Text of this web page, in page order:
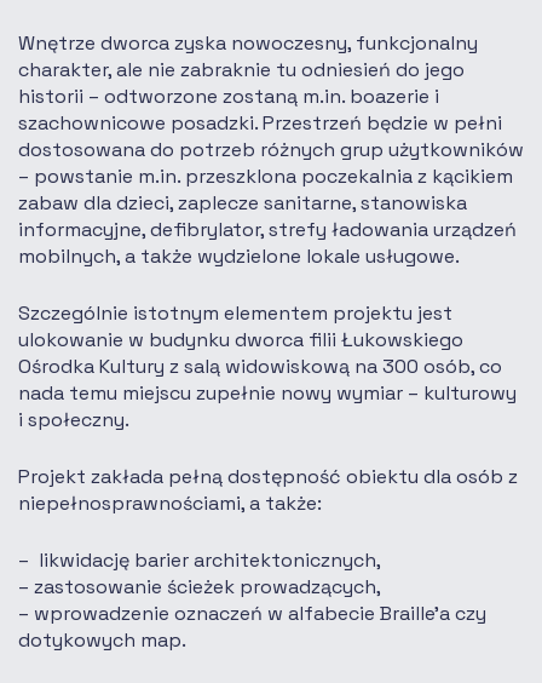
Wnętrze dworca zyska nowoczesny, funkcjonalny
charakter, ale nie zabraknie tu odniesień do jego
historii – odtworzone zostaną m.in. boazerie i
szachownicowe posadzki. Przestrzeń będzie w pełni
dostosowana do potrzeb różnych grup użytkowników
– powstanie m.in. przeszklona poczekalnia z kącikiem
zabaw dla dzieci, zaplecze sanitarne, stanowiska
informacyjne, defibrylator, strefy ładowania urządzeń
mobilnych, a także wydzielone lokale usługowe.
Szczególnie istotnym elementem projektu jest
ulokowanie w budynku dworca filii Łukowskiego
Ośrodka Kultury z salą widowiskową na 300 osób, co
nada temu miejscu zupełnie nowy wymiar – kulturowy
i społeczny.
Projekt zakłada pełną dostępność obiektu dla osób z
niepełnosprawnościami, a także:
likwidację barier architektonicznych,
zastosowanie ścieżek prowadzących,
wprowadzenie oznaczeń w alfabecie Braille’a czy
dotykowych map.